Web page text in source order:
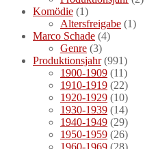
Komödie (1)
Altersfreigabe (1)
Marco Schade (4)
Genre (3)
Produktionsjahr(991)
1900-1909 (11)
1910-1919 (22)
1920-1929 (10)
1930-1939 (14)
1940-1949 (29)
1950-1959 (26)
1960-1969 (28)